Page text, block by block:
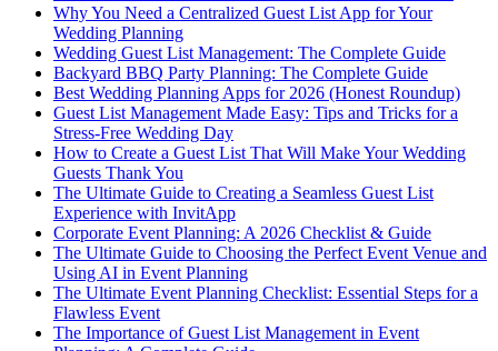
Why You Need a Centralized Guest List App for Your
Wedding Planning
Wedding Guest List Management: The Complete Guide
Backyard BBQ Party Planning: The Complete Guide
Best Wedding Planning Apps for 2026 (Honest Roundup)
Guest List Management Made Easy: Tips and Tricks for a
Stress-Free Wedding Day
How to Create a Guest List That Will Make Your Wedding
Guests Thank You
The Ultimate Guide to Creating a Seamless Guest List
Experience with InvitApp
Corporate Event Planning: A 2026 Checklist & Guide
The Ultimate Guide to Choosing the Perfect Event Venue and
Using AI in Event Planning
The Ultimate Event Planning Checklist: Essential Steps for a
Flawless Event
The Importance of Guest List Management in Event